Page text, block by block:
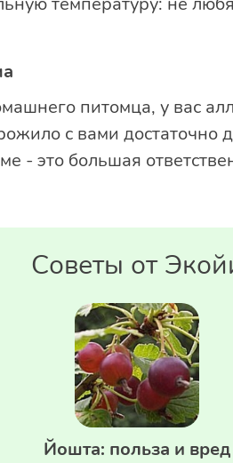
питомца, у вас
с вами достаточно
- это большая
Советы от
Йошта: польза и вред